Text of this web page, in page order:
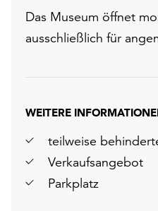
Das Museum öffnet
ausschließlich für
WEITERE
teilweise
Verkaufsangebot
Parkplatz